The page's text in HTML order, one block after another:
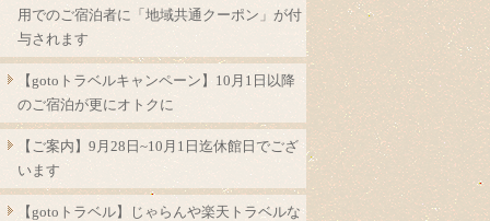
用でのご宿泊者に「地域共通クーポン」が付
与されます
【gotoトラベルキャンペーン】10月1日以降
のご宿泊が更にオトクに
【ご案内】9月28日~10月1日迄休館日でござ
います
【gotoトラベル】じゃらんや楽天トラベルな